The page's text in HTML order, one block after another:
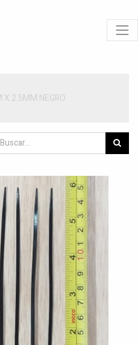
2.5MM NEGRO